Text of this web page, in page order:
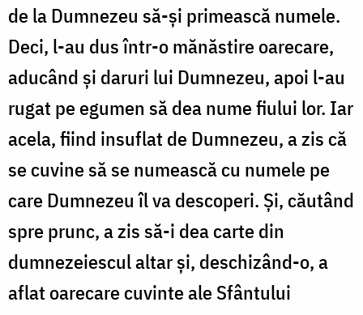
de la Dumnezeu să-și primească numele.
Deci, l-au dus într-o mănăstire oarecare,
aducând și daruri lui Dumnezeu, apoi l-au
rugat pe egumen să dea nume fiului lor. Iar
acela, fiind insuflat de Dumnezeu, a zis că
se cuvine să se numească cu numele pe
care Dumnezeu îl va descoperi. Și, căutând
spre prunc, a zis să-i dea carte din
dumnezeiescul altar și, deschizând-o, a
aflat oarecare cuvinte ale Sfântului